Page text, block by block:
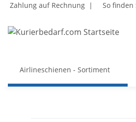
Zahlung auf Rechnung | So finden
Airlineschienen - Sortiment